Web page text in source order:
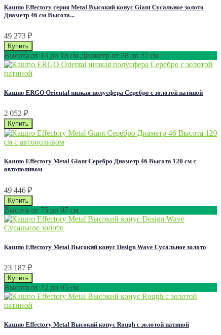
Кашпо Effectory серия Metal Высокий конус Giant Сусальное золото
Диаметр 46 см Высота...
49 273 ₽
Высота от 14 до 18 см Диаметр от 28 до 37 см
Кашпо ERGO Oriental низкая полусфера Серебро с золотой патиной
2 052 ₽
Кашпо Effectory Metal Giant Серебро Диаметр 46 Высота 120 см с
автополивом
49 446 ₽
Высота от 75 до 97 см
Кашпо Effectory Metal Высокий конус Design Wave Сусальное золото
23 187 ₽
Высота от 72 до 95 см
Кашпо Effectory Metal Высокий конус Rough с золотой патиной